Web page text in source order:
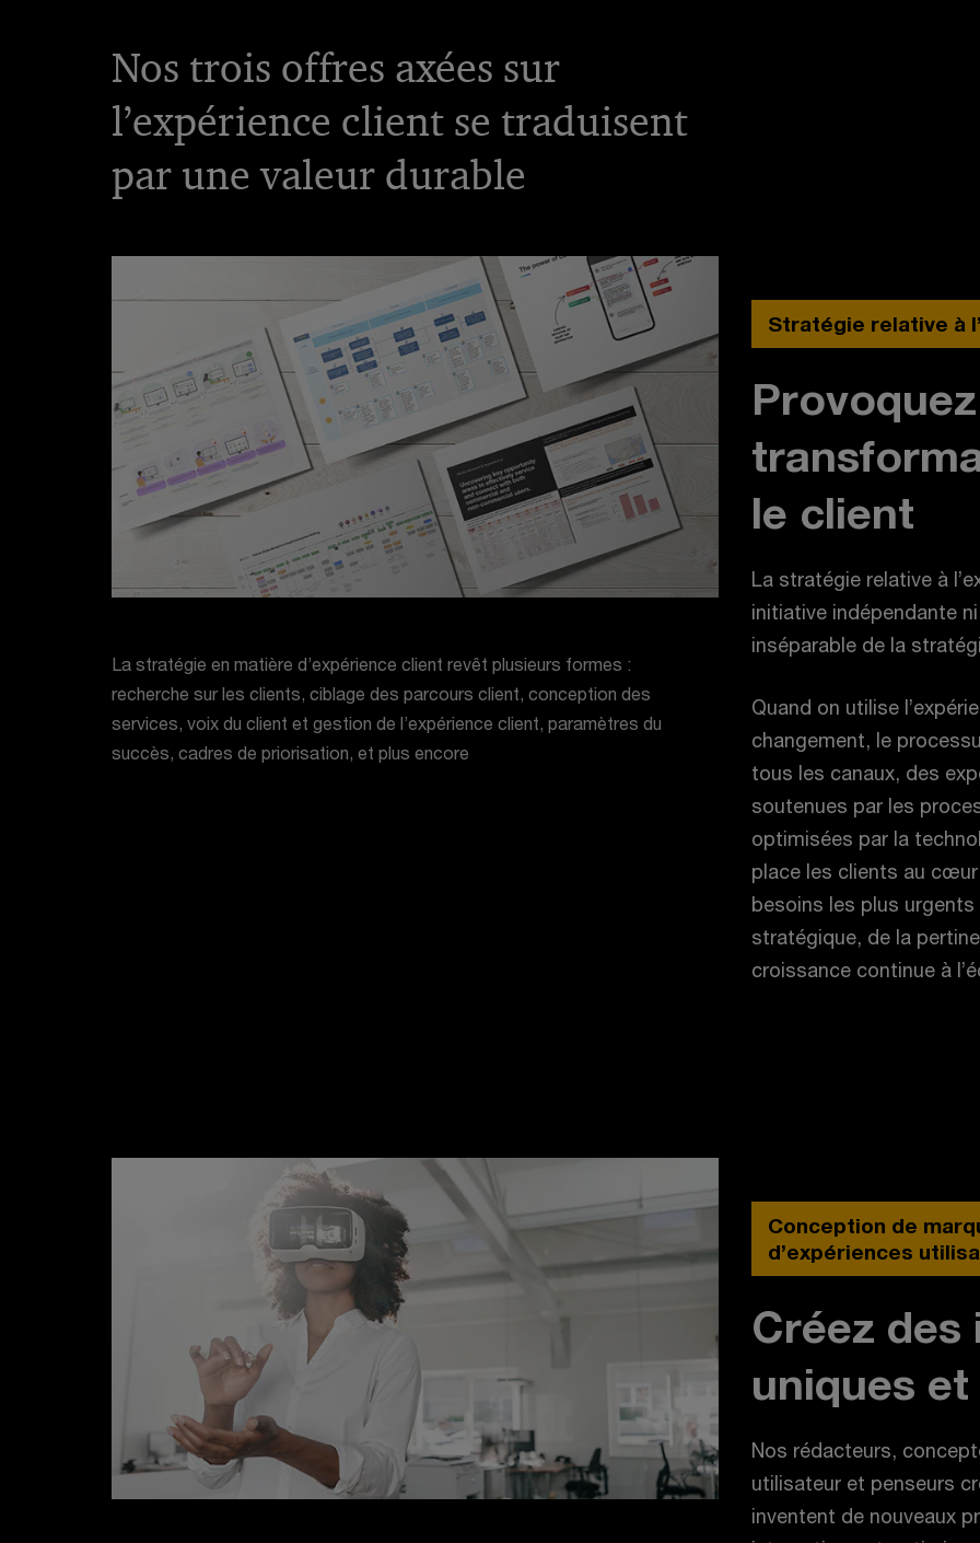
Nos trois offres axées sur
l’expérience client se traduisent
par une valeur durable
La stratégie en matière d’expérience client revêt plusieurs formes :
recherche sur les clients, ciblage des parcours client, conception des
services, voix du client et gestion de l’expérience client, paramètres du
succès, cadres de priorisation, et plus encore
Stratégie relative à
Provoquez
le client
La stratégie relative à
initiative indépendante
inséparable de la
Quand on utilise
changement, le
tous les canaux, des
soutenues par les
optimisées par la
place les clients au cœur
besoins les plus urgents
stratégique, de la
croissance continue à
Conception de
d’expériences
Créez des
uniques et
Nos rédacteurs,
utilisateur et penseurs
inventent de nouveaux